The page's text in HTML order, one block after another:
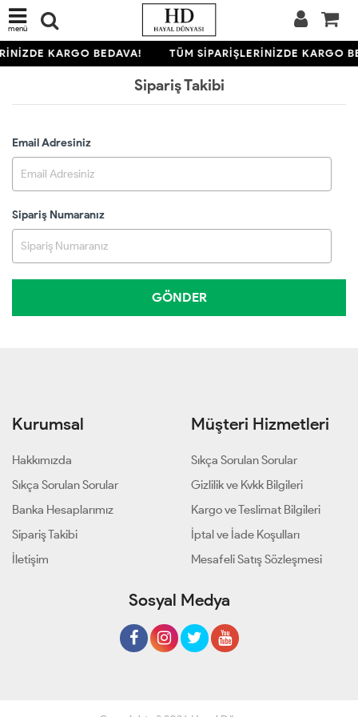
menü
KARGO BEDAVA! TÜM SİPARİŞLERİNİZDE KARGO
Sipariş Takibi
Email Adresiniz
Sipariş Numaranız
Kurumsal
Hakkımızda
Sıkça Sorulan Sorular
Banka Hesaplarımız
Sipariş Takibi
İletişim
Müşteri Hizmetleri
Sıkça Sorulan Sorular
Gizlilik ve Kvkk Bilgileri
Kargo ve Teslimat Bilgileri
İptal ve İade Koşulları
Mesafeli Satış Sözleşmesi
Sosyal Medya